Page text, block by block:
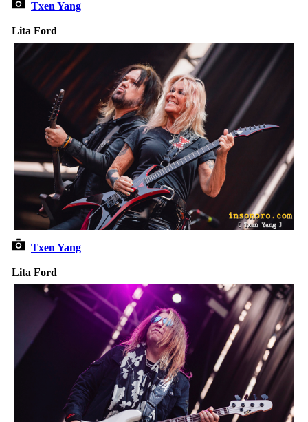
Txen Yang
Lita Ford
Txen Yang
Lita Ford